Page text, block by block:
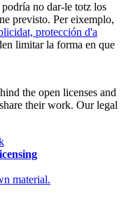
no dar-le totz los
previsto. Per eixemplo,
protección d'a
limitar la forma en que
the open licenses and
their work. Our legal
material.